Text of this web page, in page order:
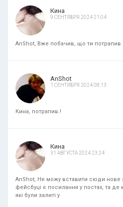
Кина
9 СЕНТЯБРЯ 2024 21:04
AnShot, Вже побачив, що ти потрапив
AnShot
1 СЕНТЯБРЯ 2024 08:13
Кина, потрапив.!
Кина
31 АВГУСТА 2024 23:24
AnShot, Не можу вставити сюди нове
фейсбуці є посилання у постах, та
які були залиті у